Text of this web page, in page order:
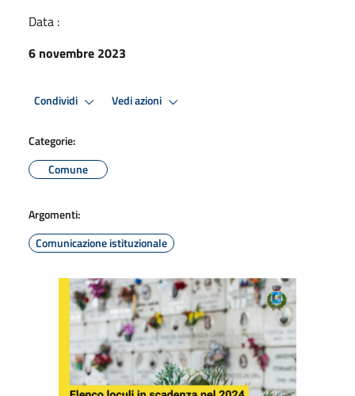
Data :
6 novembre 2023
Condividi Vedi azioni
Categorie:
Comune
Argomenti:
Comunicazione istituzionale